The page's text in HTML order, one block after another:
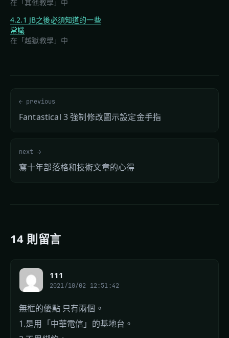
在「其他教學」中
4.2.1 JB之後必須知道的一些
常識
在「越獄教學」中
← previous
Fantastical 3 強制修改圖示設定金手指
next →
寫十年部落格和技術文章的心得
14 則留言
111
2021/10/02 12:51:42
無框的優點 只有兩個。
1.是用「中華電信」的基地台。